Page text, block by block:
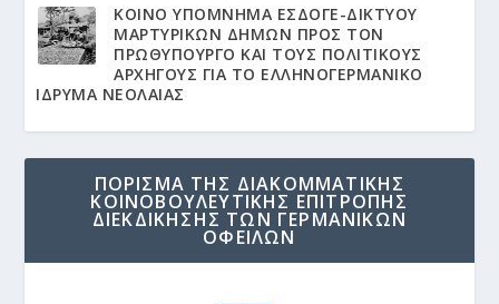
KΟΙΝΟ ΥΠΟΜΝΗΜΑ ΕΣΔΟΓΕ-ΔΙΚΤΥΟΥ
ΜΑΡΤΥΡΙΚΩΝ ΔΗΜΩΝ ΠΡΟΣ ΤΟΝ
ΠΡΩΘΥΠΟΥΡΓΟ ΚΑΙ ΤΟΥΣ ΠΟΛΙΤΙΚΟΥΣ
ΑΡΧΗΓΟΥΣ ΓΙΑ ΤΟ ΕΛΛΗΝΟΓΕΡΜΑΝΙΚΟ
ΙΔΡΥΜΑ ΝΕΟΛΑΙΑΣ
ΠΟΡΙΣΜΑ ΤΗΣ ΔΙΑΚΟΜΜΑΤΙΚΗΣ
ΚΟΙΝΟΒΟΥΛΕΥΤΙΚΗΣ ΕΠΙΤΡΟΠΗΣ
ΔΙΕΚΔΙΚΗΣΗΣ ΤΩΝ ΓΕΡΜΑΝΙΚΩΝ
ΟΦΕΙΛΩΝ